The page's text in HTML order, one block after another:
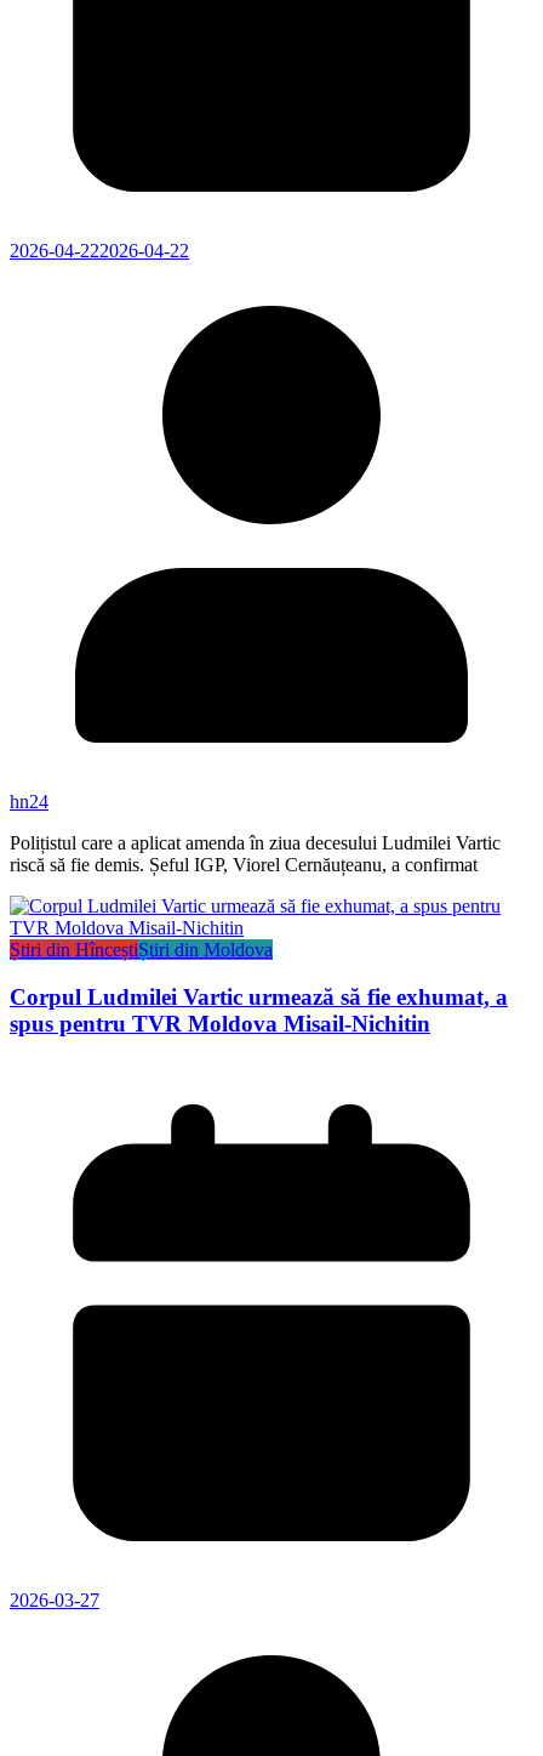
2026-04-222026-04-22
hn24
Polițistul care a aplicat amenda în ziua decesului Ludmilei Vartic
riscă să fie demis. Șeful IGP, Viorel Cernăuțeanu, a confirmat
Știri din HînceștiȘtiri din Moldova
Corpul Ludmilei Vartic urmează să fie exhumat, a
spus pentru TVR Moldova Misail-Nichitin
2026-03-27